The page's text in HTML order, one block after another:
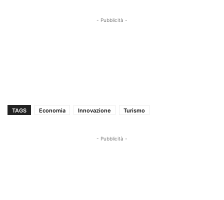
- Pubblicità -
TAGS Economia Innovazione Turismo
- Pubblicità -